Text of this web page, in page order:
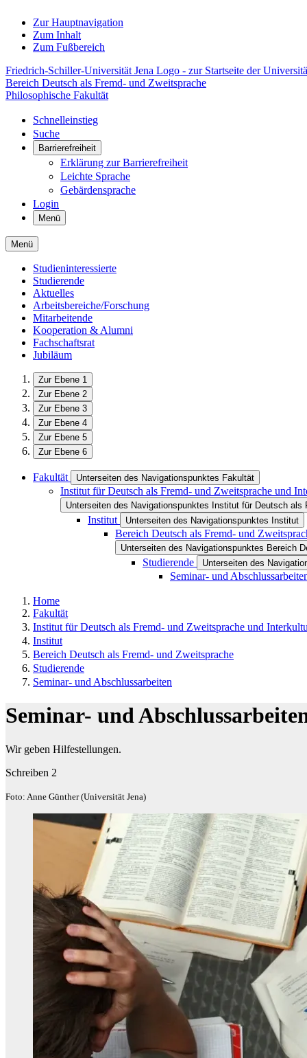
Zur Hauptnavigation
Zum Inhalt
Zum Fußbereich
Friedrich-Schiller-Universität Jena Logo - zur Startseite der
Bereich Deutsch als Fremd- und Zweitsprache
Philosophische Fakultät
Schnelleinstieg
Suche
Barrierefreiheit
Erklärung zur Barrierefreiheit
Leichte Sprache
Gebärdensprache
Login
Menü
Menü
Studieninteressierte
Studierende
Aktuelles
Arbeitsbereiche/Forschung
Mitarbeitende
Kooperation & Alumni
Fachschaftsrat
Jubiläum
Zur Ebene 1
Zur Ebene 2
Zur Ebene 3
Zur Ebene 4
Zur Ebene 5
Zur Ebene 6
Fakultät Unterseiten des Navigationspunktes Fakultät
Institut für Deutsch als Fremd- und Zweitsprache und
Unterseiten des Navigationspunktes Institut für Deutsch
Institut Unterseiten des Navigationspunktes Institut
Bereich Deutsch als Fremd- und
Unterseiten des Navigationspunktes Bereich
Studierende Unterseiten des
Seminar- und
Home
Fakultät
Institut für Deutsch als Fremd- und Zweitsprache und
Institut
Bereich Deutsch als Fremd- und Zweitsprache
Studierende
Seminar- und Abschlussarbeiten
Seminar- und
Wir geben Hilfestellungen.
Schreiben 2
Foto: Anne Günther (Universität Jena)